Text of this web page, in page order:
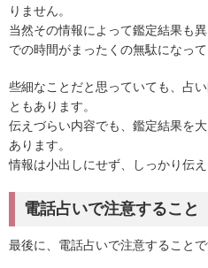
りません。
当然その情報によって鑑定結果も
での時間がまったくの無駄になって
些細なことだと思っていても、占
ともあります。
伝えづらい内容でも、鑑定結果を
あります。
情報は小出しにせず、しっかり伝え
電話占いで注意すること
最後に、電話占いで注意することで